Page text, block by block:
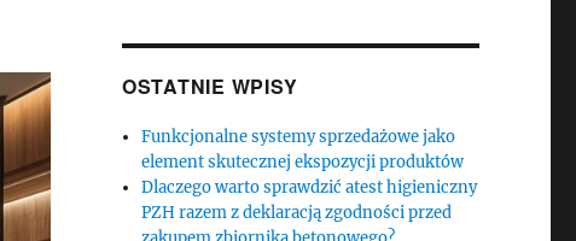
OSTATNIE WPISY
Funkcjonalne systemy sprzedażowe jako
element skutecznej ekspozycji produktów
Dlaczego warto sprawdzić atest higieniczny
PZH razem z deklaracją zgodności przed